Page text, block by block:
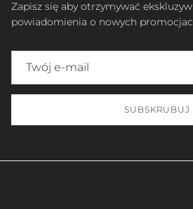
Zapisz się aby otrzymywać
powiadomienia o nowych
SUBSKRUBUJ